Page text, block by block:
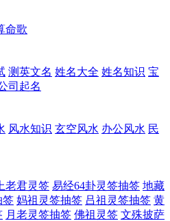
命歌
测英文名 姓名大全 姓名知识 宝
司起名
风水知识 玄空风水 办公风水 民
老君灵签 易经64卦灵签抽签 地藏
签 妈祖灵签抽签 吕祖灵签抽签 黄
月老灵签抽签 佛祖灵签 文殊披萨